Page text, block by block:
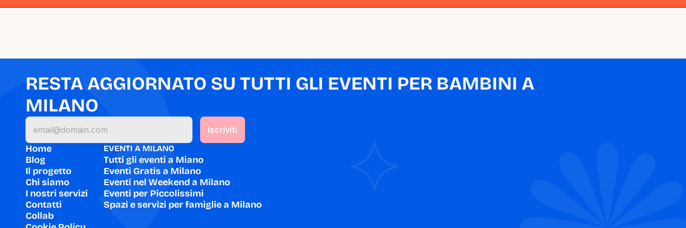
RESTA AGGIORNATO SU TUTTI GLI EVENTI PER BAMBINI A
MILANO
Home
Blog
Il progetto
Chi siamo
I nostri servizi
Contatti
Collab
EVENTI A MILANO
Tutti gli eventi a Miano
Eventi Gratis a Milano
Eventi nel Weekend a Milano
Eventi per Piccolissimi
Spazi e servizi per famiglie a Milano